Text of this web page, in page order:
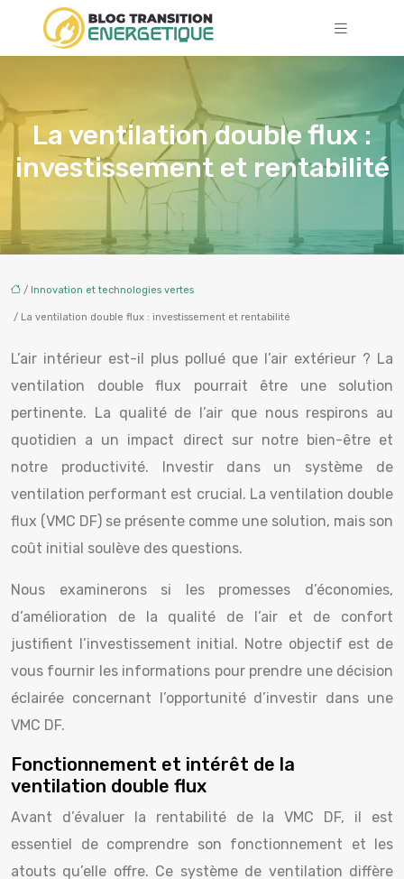
La ventilation double flux :
investissement et rentabilité
/ Innovation et technologies vertes
/ La ventilation double flux : investissement et rentabilité
L’air intérieur est-il plus pollué que l’air extérieur ? La
ventilation double flux pourrait être une solution
pertinente. La qualité de l’air que nous respirons au
quotidien a un impact direct sur notre bien-être et
notre productivité. Investir dans un système de
ventilation performant est crucial. La ventilation double
flux (VMC DF) se présente comme une solution, mais son
coût initial soulève des questions.
Nous examinerons si les promesses d’économies,
d’amélioration de la qualité de l’air et de confort
justifient l’investissement initial. Notre objectif est de
vous fournir les informations pour prendre une décision
éclairée concernant l’opportunité d’investir dans une
VMC DF.
Fonctionnement et intérêt de la
ventilation double flux
Avant d’évaluer la rentabilité de la VMC DF, il est
essentiel de comprendre son fonctionnement et les
atouts qu’elle offre. Ce système de ventilation diffère